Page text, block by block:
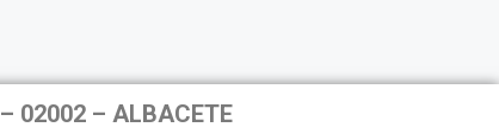
02002 – ALBACETE